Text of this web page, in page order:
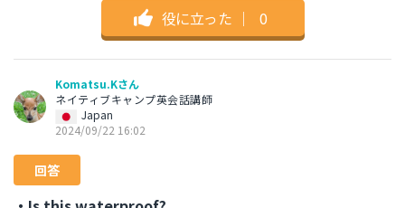
役に立った ｜ 0
Komatsu.Kさん
ネイティブキャンプ英会話講師
Japan
2024/09/22 16:02
回答